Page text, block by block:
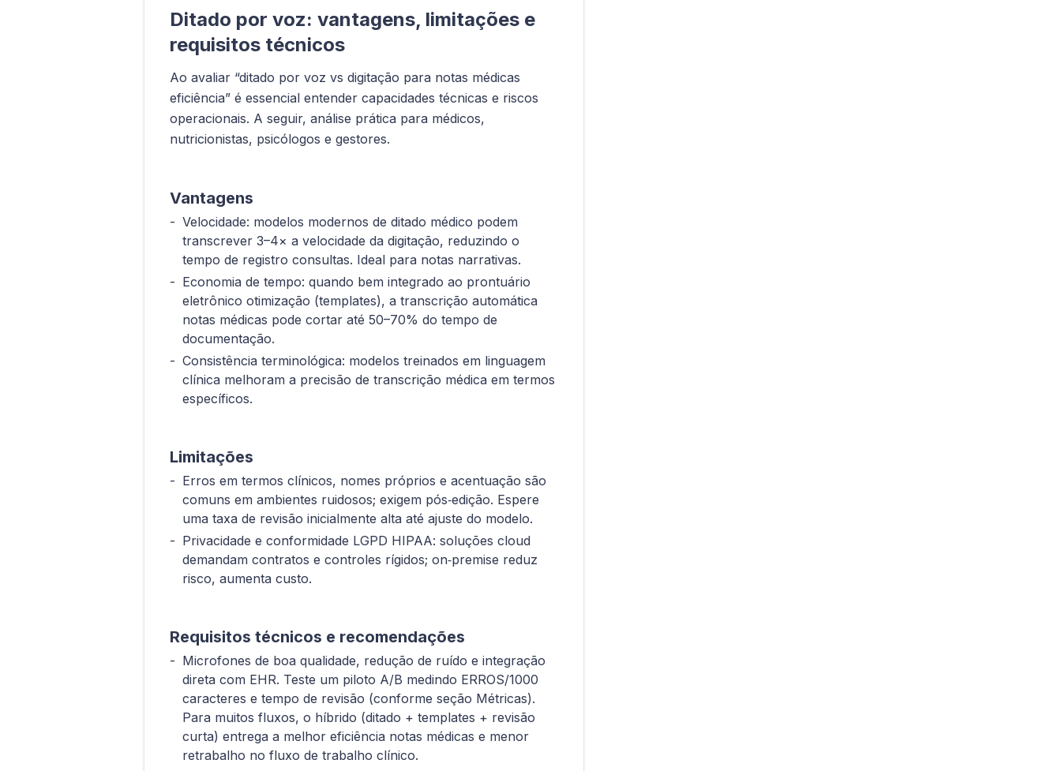
Ditado por voz: vantagens, limitações e
requisitos técnicos
Ao avaliar “ditado por voz vs digitação para notas médicas
eficiência” é essencial entender capacidades técnicas e riscos
operacionais. A seguir, análise prática para médicos,
nutricionistas, psicólogos e gestores.
Vantagens
Velocidade: modelos modernos de ditado médico podem
transcrever 3–4× a velocidade da digitação, reduzindo o
tempo de registro consultas. Ideal para notas narrativas.
Economia de tempo: quando bem integrado ao prontuário
eletrônico otimização (templates), a transcrição automática
notas médicas pode cortar até 50–70% do tempo de
documentação.
Consistência terminológica: modelos treinados em linguagem
clínica melhoram a precisão de transcrição médica em termos
específicos.
Limitações
Erros em termos clínicos, nomes próprios e acentuação são
comuns em ambientes ruidosos; exigem pós‑edição. Espere
uma taxa de revisão inicialmente alta até ajuste do modelo.
Privacidade e conformidade LGPD HIPAA: soluções cloud
demandam contratos e controles rígidos; on‑premise reduz
risco, aumenta custo.
Requisitos técnicos e recomendações
Microfones de boa qualidade, redução de ruído e integração
direta com EHR. Teste um piloto A/B medindo ERROS/1000
caracteres e tempo de revisão (conforme seção Métricas).
Para muitos fluxos, o híbrido (ditado + templates + revisão
curta) entrega a melhor eficiência notas médicas e menor
retrabalho no fluxo de trabalho clínico.